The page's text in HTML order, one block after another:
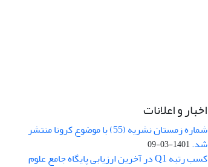
اخبار و اعلانات
شماره زمستان نشریه (55) با موضوع کرونا منتشر
شد.1401-03-09
کسب رتبه Q1 در آخرین ارزیابی پایگاه جامع علوم